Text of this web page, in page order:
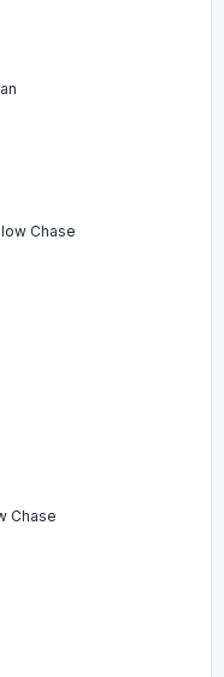
Chase
Chase